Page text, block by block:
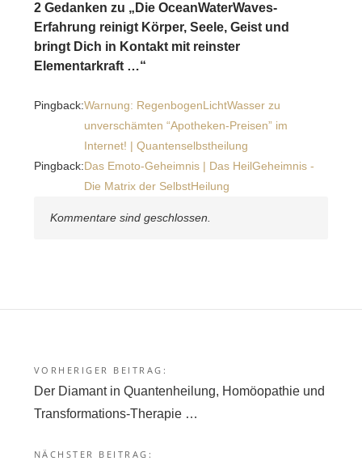
2 Gedanken zu „Die OceanWaterWaves-
Erfahrung reinigt Körper, Seele, Geist und
bringt Dich in Kontakt mit reinster
Elementarkraft …“
Pingback:Warnung: RegenbogenLichtWasser zu
unverschämten “Apotheken-Preisen” im
Internet! | Quantenselbstheilung
Pingback:Das Emoto-Geheimnis | Das HeilGeheimnis -
Die Matrix der SelbstHeilung
Kommentare sind geschlossen.
Beitragsnavigation
VORHERIGER BEITRAG:
Der Diamant in Quantenheilung, Homöopathie und
Transformations-Therapie …
NÄCHSTER BEITRAG: